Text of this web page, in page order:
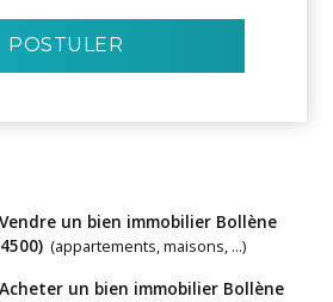
POSTULER
un bien immobilier Bollène
(appartements, maisons, ...)
un bien immobilier Bollène